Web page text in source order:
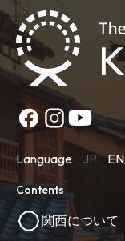
Language JP EN
Contents
関西について